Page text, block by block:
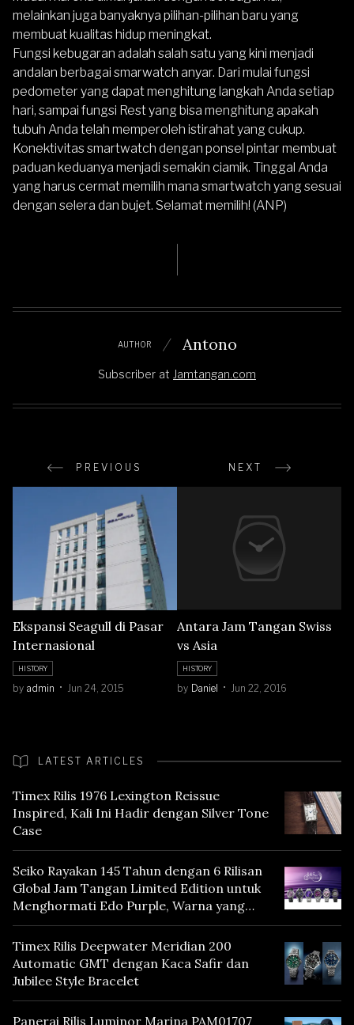
melainkan juga banyaknya pilihan-pilihan baru yang
membuat kualitas hidup meningkat.
Fungsi kebugaran adalah salah satu yang kini menjadi
andalan berbagai smarwatch anyar. Dari mulai fungsi
pedometer yang dapat menghitung langkah Anda setiap
hari, sampai fungsi Rest yang bisa menghitung apakah
tubuh Anda telah memperoleh istirahat yang cukup.
Konektivitas smartwatch dengan ponsel pintar membuat
paduan keduanya menjadi semakin ciamik. Tinggal Anda
yang harus cermat memilih mana smartwatch yang sesuai
dengan selera dan bujet. Selamat memilih! (ANP)
AUTHOR Antono
Subscriber at Jamtangan.com
PREVIOUS NEXT
Ekspansi Seagull di Pasar
Internasional
HISTORY
by admin Jun 24, 2015
Antara Jam Tangan Swiss
vs Asia
HISTORY
by Daniel Jun 22, 2016
LATEST ARTICLES
Timex Rilis 1976 Lexington Reissue
Inspired, Kali Ini Hadir dengan Silver Tone
Case
Seiko Rayakan 145 Tahun dengan 6 Rilisan
Global Jam Tangan Limited Edition untuk
Menghormati Edo Purple, Warna yang
Mencerminkan Warisan Tokyo
Timex Rilis Deepwater Meridian 200
Automatic GMT dengan Kaca Safir dan
Jubilee Style Bracelet
Panerai Rilis Luminor Marina PAM01707